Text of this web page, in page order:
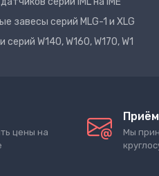
завесы серий MLG-1 и XLG
W140, W160, W170, W1
цены на
Мы